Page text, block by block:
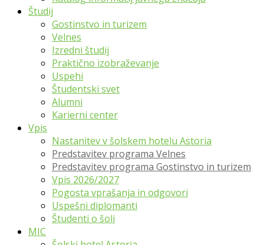
Študij
Gostinstvo in turizem
Velnes
Izredni študij
Praktično izobraževanje
Uspehi
Študentski svet
Alumni
Karierni center
Vpis
Nastanitev v šolskem hotelu Astoria
Predstavitev programa Velnes
Predstavitev programa Gostinstvo in turizem
Vpis 2026/2027
Pogosta vprašanja in odgovori
Uspešni diplomanti
Študenti o šoli
MIC